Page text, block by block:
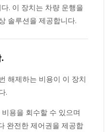
. 이 장치는 차량 운행을
솔루션을 제공합니다.
해제하는 비용이 이 장치
.
용을 회수할 수 있으며
완전한 제어권을 제공합